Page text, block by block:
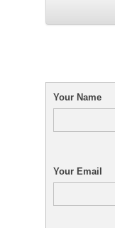
Your Name
Your Email